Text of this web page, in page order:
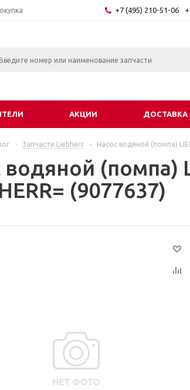
+7 (495) 210-51-06
АКЦИИ ДОСТАВКА
- Запчасти Liebherr - Насос водяной (помпа)
водяной (помпа)
(9077637)